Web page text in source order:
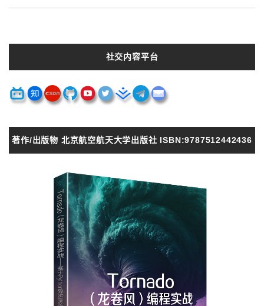
社交内容平台
著作/出版物 北京航空航天大学出版社 ISBN:9787512442436